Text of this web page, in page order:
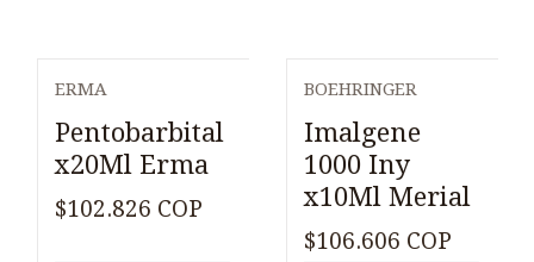
ERMA
Pentobarbital
x20Ml Erma
$102.826 COP
BOEHRINGER
Imalgene
1000 Iny
x10Ml Merial
$106.606 COP